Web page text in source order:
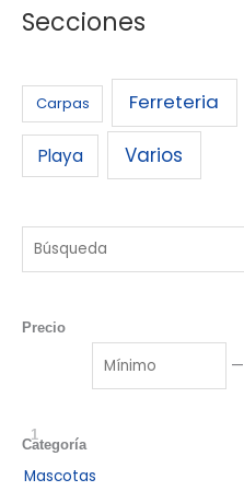
Secciones
Carpas Ferreteria
Playa Varios
Precio
—
1
Categoría
Mascotas